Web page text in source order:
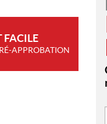
FACILE
APPROBATION